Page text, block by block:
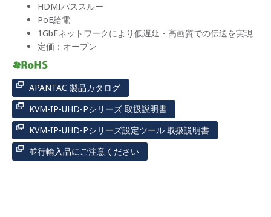
HDMIパススルー
PoE給電
1GbEネットワークにより低遅延・高画質での伝送を実現
定価：オープン
APANTAC 製品カタログ
KVM-IP-UHD-Pシリーズ 取扱説明書
KVM-IP-UHD-Pシリーズ設定ツール 取扱説明書
並行輸入品にご注意ください